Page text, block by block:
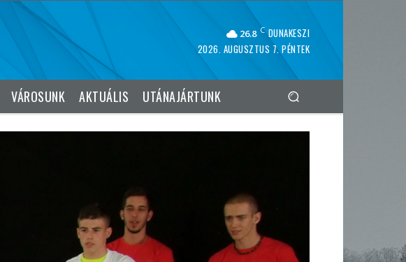
26.8 C DUNAKESZI
2026. AUGUSZTUS 7. PÉNTEK
VÁROSUNK AKTUÁLIS UTÁNAJÁRTUNK